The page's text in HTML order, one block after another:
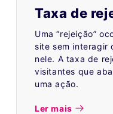
Taxa de
Uma “rejeição”
site sem interagir
nele. A taxa de
visitantes que
uma ação.
Ler mais